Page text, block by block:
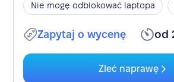
Nie mogę odblokować laptopa
Zapytaj o wycenę od
Zleć naprawę